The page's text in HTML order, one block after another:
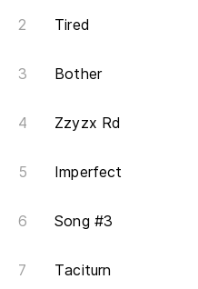
Tired
Bother
Zzyzx Rd
Imperfect
Song #3
Taciturn